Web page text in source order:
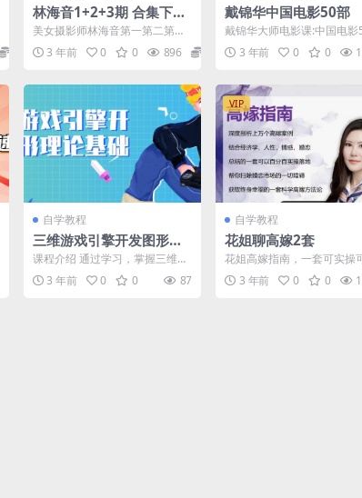
12.9
林海音1+2+3期 合集下载
百度网盘
美女摄影师林海音第一第二第三
期完结课程
3 年前 0 0 896 29.9
戴锦华中国电影50部
戴锦华大师电影课:中国电影
1 《小街》（1981）：伤痕•
与青涩的电...
3 年前 0 0
自学教程
三维游戏引擎开发图形理
论基础
课程介绍 通过学习，掌握三维图
形学的基本理论，三维数学知
识，并根据数理进行实践，...
3 年前 0 0 87
VIP
自学教程
花姐聊高嫁2套
花姐高嫁指南，一套可实操
地的高嫁宝典，对于女性来
有价值，无奈课程价格有点
3 年前 0 0